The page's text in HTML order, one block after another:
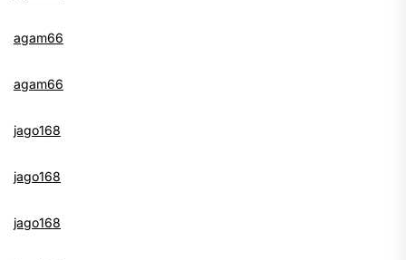
agam66
agam66
jago168
jago168
jago168